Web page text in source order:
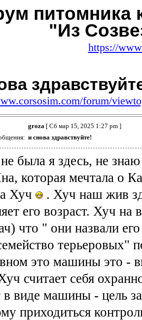
питомника
"Из
https://
forum/
groza[ Сб мар 15, 2025 1:27 pm ]
и снова здравствуйте!
была я здесь, не
которая мечтала о
Хуч
. Хуч наш жив
его возраст. Хуч на
что " они назвали
терьеровых"
это машины это -
считает себя
в виде машины - цель
приходиться